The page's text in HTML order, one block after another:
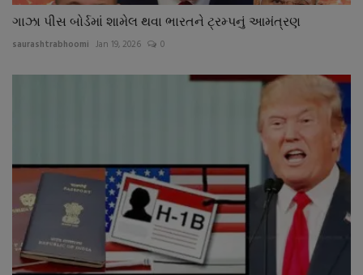
ગાઝા પીસ બોર્ડમાં શામેલ થવા ભારતને ટ્રમ્પનું આમંત્રણ
saurashtrabhoomi Jan 19, 2026 0